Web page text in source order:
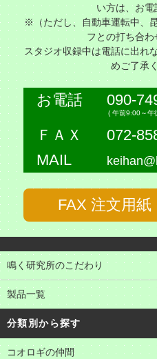
い方は、お電
※（ただし、自動車運転中、
フとの打ち合わ
スタジオ収録中は電話に出れ
めご了承
お電話 090-
( 午前9:00～午
ＦＡＸ
072-
MAIL
FAX 注文用
鳴く研究所のこだわり
製品一覧
分類別から探す
コオロギの仲間